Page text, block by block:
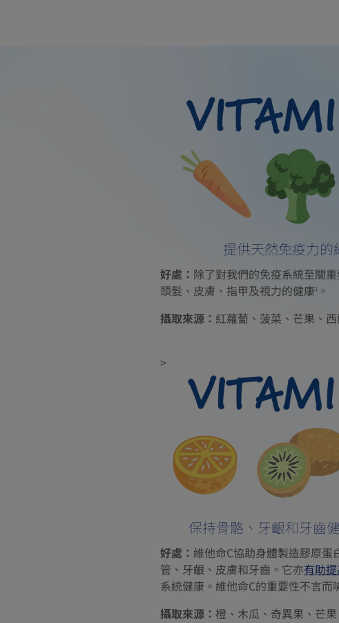
提供天然免疫力的
好處： 除了對我們的免疫系統至關
頭髮、皮膚、指甲及視力的健康1 。
攝取來源： 紅蘿蔔、菠菜、芒果、
>
保持骨骼、牙齦和牙齒
好處： 維他命C協助身體製造膠原蛋
管、牙齦、皮膚和牙齒。它亦有助
系統健康。維他命C的重要性不言而
攝取來源： 橙、木瓜、奇異果、芒果